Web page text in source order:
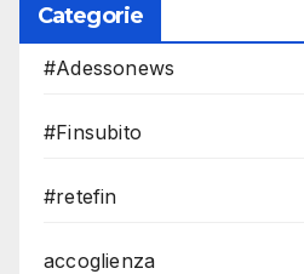
Categorie
#Adessonews
#Finsubito
#retefin
accoglienza